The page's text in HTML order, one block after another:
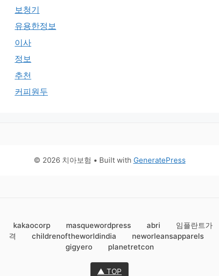
보청기
유용한정보
이사
정보
추천
커피원두
© 2026 치아보험 • Built with GeneratePress
kakaocorp masquewordpress abri
임플란트가
격
childrenoftheworldindia
neworleansapparels
gigyero
planetretcon
▲ TOP